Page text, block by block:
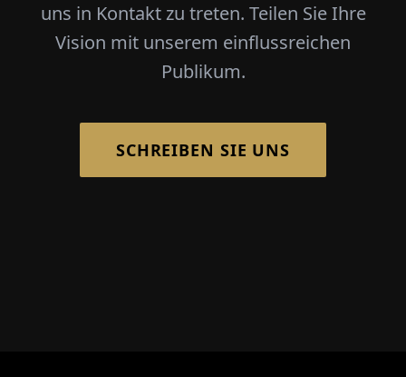
uns in Kontakt zu treten. Teilen Sie Ihre
Vision mit unserem einflussreichen
Publikum.
SCHREIBEN SIE UNS